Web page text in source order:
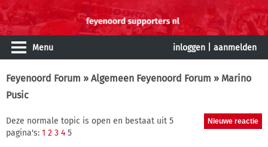
Menu inloggen aanmelden
Feyenoord Forum » Algemeen Feyenoord Forum » Marino
Pusic
Deze normale topic is open en bestaat uit 5
pagina's: 1 2 3 4 5